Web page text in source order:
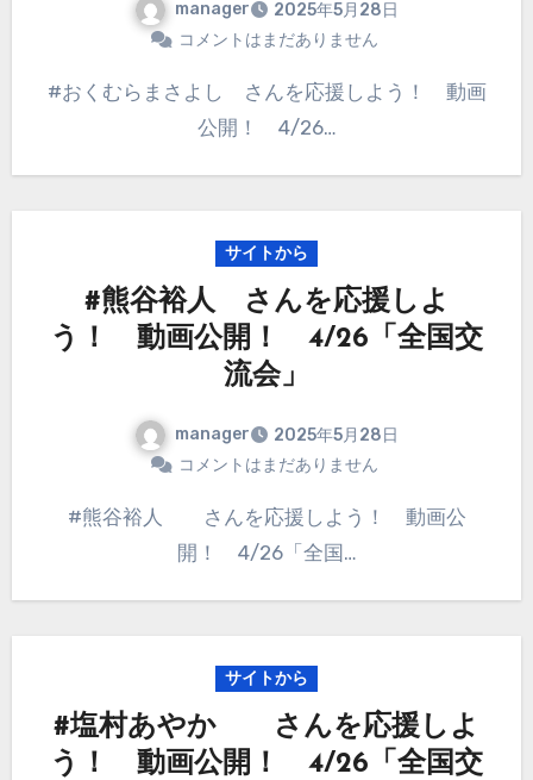
manager
2025年5月28日
コメントはまだありません
#おくむらまさよし さんを応援しよう！ 動画
公開！ 4/26…
サイトから
#熊谷裕人 さんを応援しよ
う！ 動画公開！ 4/26「全国交
流会」
manager
2025年5月28日
コメントはまだありません
#熊谷裕人 さんを応援しよう！ 動画公
開！ 4/26「全国…
サイトから
#塩村あやか さんを応援しよ
う！ 動画公開！ 4/26「全国交